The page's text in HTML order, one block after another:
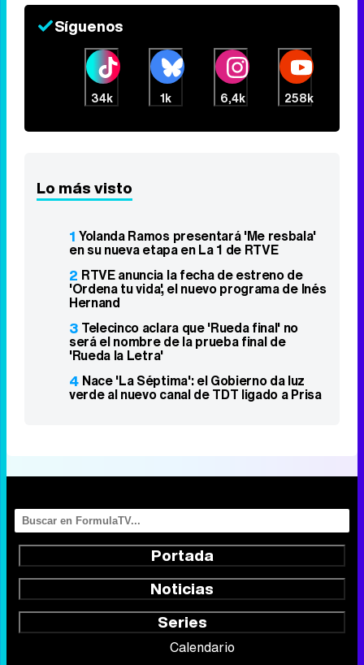
Síguenos
34k 1k 6,4k 258k
Lo más visto
1 Yolanda Ramos presentará 'Me resbala'
en su nueva etapa en La 1 de RTVE
2 RTVE anuncia la fecha de estreno de
'Ordena tu vida', el nuevo programa de Inés
Hernand
3 Telecinco aclara que 'Rueda final' no
será el nombre de la prueba final de
'Rueda la Letra'
4 Nace 'La Séptima': el Gobierno da luz
verde al nuevo canal de TDT ligado a Prisa
Portada
Noticias
Series
Calendario